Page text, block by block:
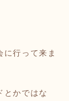
に行って来ま
とかではな